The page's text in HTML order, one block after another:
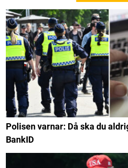
Polisen varnar: Då ska du
BankID